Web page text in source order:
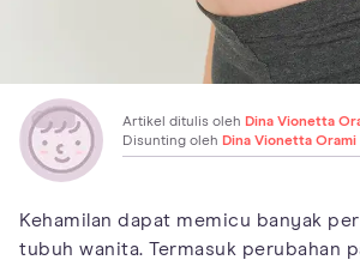
Artikel ditulis oleh Dina Vionetta
Disunting oleh Dina Vionetta Orami
Kehamilan dapat memicu banyak
tubuh wanita. Termasuk perubahan